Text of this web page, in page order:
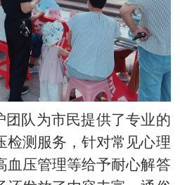
团队为市民提供了专业的
检测服务，针对常见心理
血压管理等给予耐心解答